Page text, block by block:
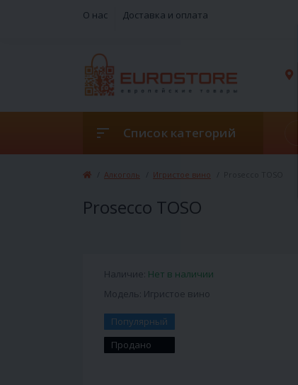
О нас Доставка и оплата
Список категорий
Алкоголь Игристое вино
Prosecco TOSO
Наличие: Нет в наличии
Модель: Игристое вино
Популярный
Продано